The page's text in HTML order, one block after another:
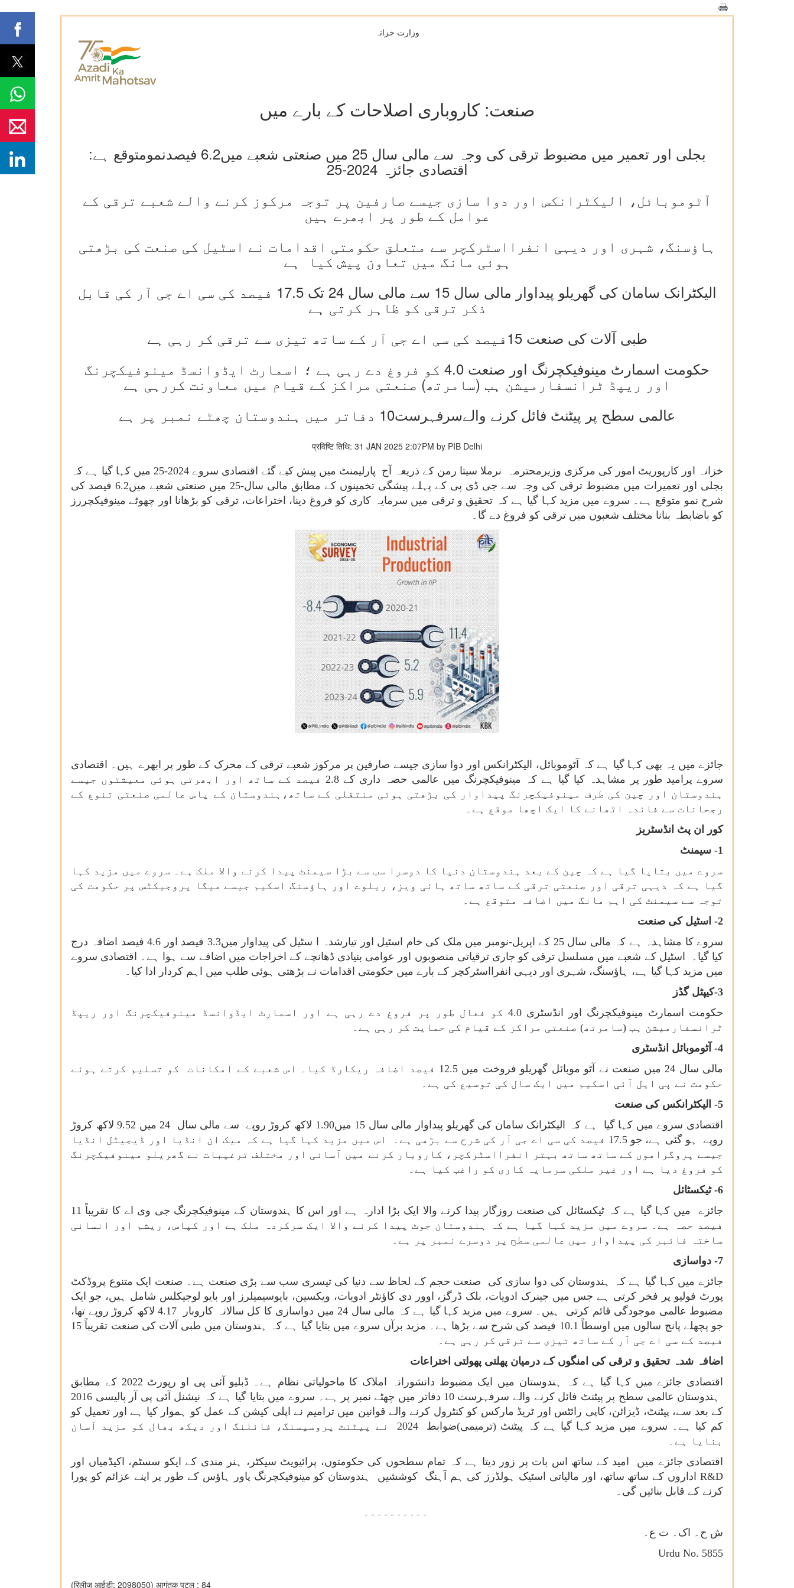
وزارت خزانہ
صنعت: کاروباری اصلاحات کے بارے میں
بجلی اور تعمیر میں مضبوط ترقی کی وجہ سے مالی سال 25 میں صنعتی شعبے میں6.2 فیصدنمومتوقع ہے:
اقتصادی جائزہ 2024-25
آٹوموبائل، الیکٹرانکس اور دوا سازی جیسے صارفین پر توجہ مرکوز کرنے والے شعبے ترقی کے
عوامل کے طور پر ابھرے ہیں
ہاؤسنگ، شہری اور دیہی انفرااسٹرکچر سے متعلق حکومتی اقدامات نے اسٹیل کی صنعت کی بڑھتی
ہوئی مانگ میں تعاون پیش کیا ہے
الیکٹرانک سامان کی گھریلو پیداوار مالی سال 15 سے مالی سال 24 تک 17.5 فیصد کی سی اے جی آر کی قابل
ذکر ترقی کو ظاہر کرتی ہے
طبی آلات کی صنعت 15فیصد کی سی اے جی آر کے ساتھ تیزی سے ترقی کر رہی ہے
حکومت اسمارٹ مینوفیکچرنگ اور صنعت 4.0 کو فروغ دے رہی ہے ؛ اسمارٹ ایڈوانسڈ مینوفیکچرنگ
اور ریپڈ ٹرانسفارمیشن ہب (سامرتھ) صنعتی مراکز کے قیام میں معاونت کررہی ہے
عالمی سطح پر پیٹنٹ فائل کرنے والےسرفہرست10 دفاتر میں ہندوستان چھٹے نمبر پر ہے
प्रविष्टि तिथि: 31 JAN 2025 2:07PM by PIB Delhi
خزانہ اور کارپوریٹ امور کی مرکزی وزیرمحترمہ نرملا سیتا رمن کے ذریعہ آج پارلیمنٹ میں پیش کیے گئے اقتصادی سروے 2024-25 میں کہا گیا ہے کہ
بجلی اور تعمیرات میں مضبوط ترقی کی وجہ سے جی ڈی پی کے پہلے پیشگی تخمینوں کے مطابق مالی سال-25 میں صنعتی شعبے میں6.2 فیصد کی
شرح نمو متوقع ہے۔ سروے میں مزید کہا گیا ہے کہ تحقیق و ترقی میں سرمایہ کاری کو فروغ دینا، اختراعات، ترقی کو بڑھانا اور چھوٹے مینوفیکچررز
کو باضابطہ بنانا مختلف شعبوں میں ترقی کو فروغ دے گا۔
جائزے میں یہ بھی کہا گیا ہے کہ آٹوموبائل، الیکٹرانکس اور دوا سازی جیسے صارفین پر مرکوز شعبے ترقی کے محرک کے طور پر ابھرے ہیں۔ اقتصادی
سروے پرامید طور پر مشاہدہ کیا گیا ہے کہ مینوفیکچرنگ میں عالمی حصہ داری کے 2.8 فیصد کے ساتھ اور ابھرتی ہوئی معیشتوں جیسے
ہندوستان اور چین کی طرف مینوفیکچرنگ پیداوار کی بڑھتی ہوئی منتقلی کے ساتھ،ہندوستان کے پاس عالمی صنعتی تنوع کے
رجحانات سے فائدہ اٹھانے کا ایک اچھا موقع ہے۔
کور ان پٹ انڈسٹریز
1- سیمنٹ
سروے میں بتایا گیا ہے کہ چین کے بعد ہندوستان دنیا کا دوسرا سب سے بڑا سیمنٹ پیدا کرنے والا ملک ہے۔ سروے میں مزید کہا
گیا ہے کہ دیہی ترقی اور صنعتی ترقی کے ساتھ ساتھ ہائی ویز، ریلوے اور ہاؤسنگ اسکیم جیسے میگا پروجیکٹس پر حکومت کی
توجہ سے سیمنٹ کی اہم مانگ میں اضافہ متوقع ہے۔
2- اسٹیل کی صنعت
سروے کا مشاہدہ ہے کہ مالی سال25
کے اپریل-نومبر میں ملک کی خام اسٹیل اور تیارشدہ ا سٹیل کی پیداوار میں3.3 فیصد اور 4.6 فیصد اضافہ درج
کیا گیا۔ اسٹیل کے شعبے میں مسلسل ترقی کو جاری ترقیاتی منصوبوں اور عوامی بنیادی ڈھانچے کے اخراجات میں اضافے سے ہوا ہے۔ اقتصادی سروے
میں مزید کہا گیا ہے، ہاؤسنگ، شہری اور دیہی انفرااسٹرکچر کے بارے میں حکومتی اقدامات نے بڑھتی ہوئی طلب میں اہم کردار ادا کیا۔
3-کیپٹل گڈز
حکومت اسمارٹ مینوفیکچرنگ اور انڈسٹری 4.0 کو فعال طور پر فروغ دے رہی ہے اور اسمارٹ ایڈوانسڈ مینوفیکچرنگ اور ریپڈ
ٹرانسفارمیشن ہب (سامرتھ) صنعتی مراکز کے قیام کی حمایت کر رہی ہے۔
4- آٹوموبائل انڈسٹری
مالی سال 24 میں صنعت نے آٹو موبائل گھریلو فروخت میں 12.5 فیصد اضافہ ریکارڈ کیا۔ اس شعبے کے امکانات کو تسلیم کرتے ہوئے
حکومت نے پی ایل آئی اسکیم میں ایک سال کی توسیع کی ہے۔
5- الیکٹرانکس کی صنعت
اقتصادی سروے میں کہا گیا ہے کہ الیکٹرانک سامان کی گھریلو پیداوار مالی سال 15 میں1.90 لاکھ کروڑ روپے سے مالی سال 24
میں 9.52 لاکھ کروڑ
روپے ہو گئی ہے، جو 17.5 فیصد کی سی اے جی آر کی شرح سے بڑھی ہے۔ اس میں مزید کہا گیا ہے کہ میک ان انڈیا اور ڈیجیٹل انڈیا
جیسے پروگراموں کے ساتھ ساتھ بہتر انفرااسٹرکچر، کاروبار کرنے میں آسانی اور مختلف ترغیبات نے گھریلو مینوفیکچرنگ
کو فروغ دیا ہے اور غیر ملکی سرمایہ کاری کو راغب کیا ہے۔
6- ٹیکسٹائل
جائزے میں کہا گیا ہے کہ ٹیکسٹائل کی صنعت روزگار پیدا کرنے والا ایک بڑا ادارہ ہے اور اس کا ہندوستان کے مینوفیکچرنگ جی وی اے کا تقریباً 11
فیصد حصہ ہے۔ سروے میں مزید کہا گیا ہے کہ ہندوستان جوٹ پیدا کرنے والا ایک سرکردہ ملک ہے اور کپاس، ریشم اور انسانی
ساختہ فائبر کی پیداوار میں عالمی سطح پر دوسرے نمبر پر ہے۔
7- دواسازی
جائزے میں کہا گیا ہے کہ ہندوستان کی دوا سازی کی صنعت حجم کے لحاظ سے دنیا کی تیسری سب سے بڑی صنعت ہے۔ صنعت ایک متنوع پروڈکٹ
پورٹ فولیو پر فخر کرتی ہے جس میں جینرک ادویات، بلک ڈرگز، اوور دی کاؤنٹر ادویات، ویکسین، بایوسیمیلرز اور بایو لوجیکلس شامل ہیں، جو ایک
مضبوط عالمی موجودگی قائم کرتی ہیں۔ سروے میں مزید کہا گیا ہے کہ مالی سال 24 میں دواسازی کا کل سالانہ کاروبار 4.17 لاکھ کروڑ روپے تھا،
جو پچھلے پانچ سالوں میں اوسطاً 10.1 فیصد کی شرح سے بڑھا ہے۔ مزید برآں سروے میں بتایا گیا ہے کہ ہندوستان میں طبی آلات کی صنعت تقریباً 15
فیصد کے سی اے جی آر کے ساتھ تیزی سے ترقی کر رہی ہے۔
اضافہ شدہ تحقیق و ترقی کی امنگوں کے درمیان پھلتی پھولتی اختراعات
اقتصادی جائزے میں کہا گیا ہے کہ ہندوستان میں ایک مضبوط دانشورانہ املاک کا ماحولیاتی نظام ہے۔ ڈبلیو آئی پی او رپورٹ 2022 کے مطابق
ہندوستان عالمی سطح پر پیٹنٹ فائل کرنے والے سرفہرست 10 دفاتر میں چھٹے نمبر پر ہے۔ سروے میں بتایا گیا ہے کہ نیشنل آئی پی آر پالیسی 2016
کے بعد سے، پیٹنٹ، ڈیزائن، کاپی رائٹس اور ٹریڈ مارکس کو کنٹرول کرنے والے قوانین میں ترامیم نے اپلی کیشن کے عمل کو ہموار کیا ہے اور تعمیل کو
کم کیا ہے۔ سروے میں مزید کہا گیا ہے کہ پیٹنٹ (ترمیمی)ضوابط 2024 نے پیٹنٹ پروسیسنگ، فائلنگ اور دیکھ بھال کو مزید آسان
بنایا ہے۔
اقتصادی جائزے میں امید کے ساتھ اس بات پر زور دیتا ہے کہ تمام سطحوں کی حکومتوں، پرائیویٹ سیکٹر، ہنر مندی کے ایکو سسٹم، اکیڈمیاں اور
R&D اداروں کے ساتھ ساتھ، اور مالیاتی اسٹیک ہولڈرز کی ہم آہنگ کوششیں ہندوستان کو مینوفیکچرنگ پاور ہاؤس کے طور پر اپنے عزائم کو پورا
کرنے کے قابل بنائیں گی۔
۔۔۔۔۔۔۔۔۔۔
ش ح۔ اک۔ ت ع۔
Urdu No. 5855
(रिलीज़ आईडी: 2098050) आगंतुक पटल : 84